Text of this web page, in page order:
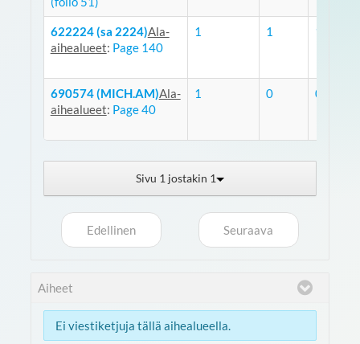
622224 (sa 2224)Ala-
aihealueet: Page 140
1 1 1
690574 (MICH.AM)Ala-
aihealueet: Page 40
1 0 0
Sivu 1 jostakin 1
Edellinen Seuraava
Aiheet
Ei viestiketjuja tällä aihealueella.